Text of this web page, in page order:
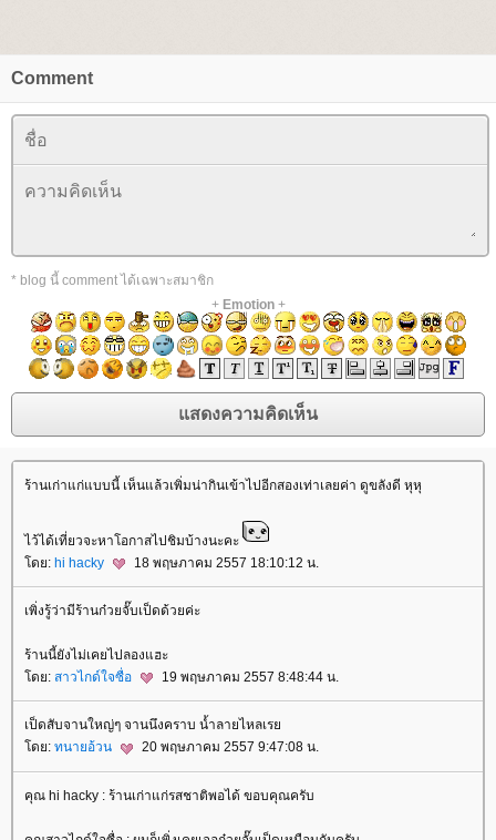
Comment
* blog นี้ comment ได้เฉพาะสมาชิก
+ Emotion+
ร้านเก่าแก่แบบนี้ เห็นแล้วเพิ่มน่ากินเข้าไปอีกสองเท่าเลยค่า ดูขลังดี หุหุ
ไว้ได้เที่ยวจะหาโอกาสไปชิมบ้างนะคะ
ดย: hi hacky 18 พฤษภาคม 2557 18:10:12 น.
เพิ่งรู้ว่ามีร้านก๋วยจั๊บเป็ดด้วยค่ะ
ร้านนี้ยังไม่เคยไปลองแฮะ
ดย: สาวไกด์ใจซื่อ 19 พฤษภาคม 2557 8:48:44 น.
เป็ดสับจานใหญ่ๆ จานนึงคราบ น้ำลายไหลเร
ดย: ทนายอ้วน 20 พฤษภาคม 2557 9:47:08 น.
คุณ hi hacky : ร้านเก่าแก่รสชาติพอได้ ขอบคุณครับ